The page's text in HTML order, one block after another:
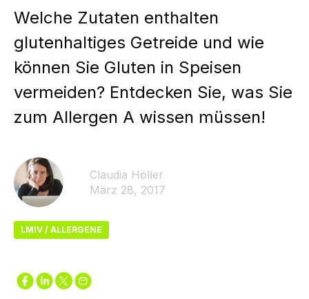
Welche Zutaten enthalten
glutenhaltiges Getreide und wie
können Sie Gluten in Speisen
vermeiden? Entdecken Sie, was Sie
zum Allergen A wissen müssen!
Claudia Höller
März 28, 2017
LMIV / ALLERGENE